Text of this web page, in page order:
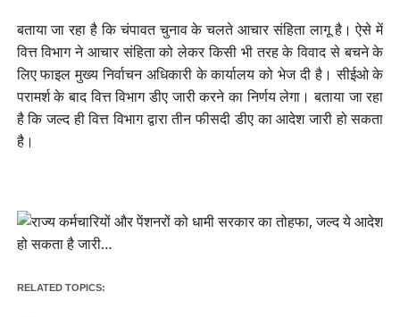
बताया जा रहा है कि चंपावत चुनाव के चलते आचार संहिता लागू है। ऐसे में
वित्त विभाग ने आचार संहिता को लेकर किसी भी तरह के विवाद से बचने के
लिए फाइल मुख्य निर्वाचन अधिकारी के कार्यालय को भेज दी है। सीईओ के
परामर्श के बाद वित्त विभाग डीए जारी करने का निर्णय लेगा। बताया जा रहा
है कि जल्द ही वित्त विभाग द्वारा तीन फीसदी डीए का आदेश जारी हो सकता
है।
RELATED TOPICS: